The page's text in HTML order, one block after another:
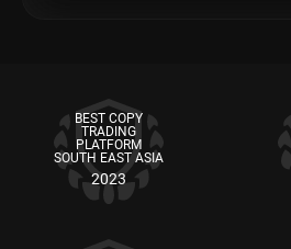
BEST COPY
TRADING
PLATFORM
SOUTH EAST ASIA
2023